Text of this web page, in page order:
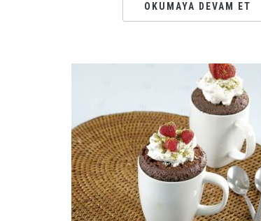
OKUMAYA DEVAM ET